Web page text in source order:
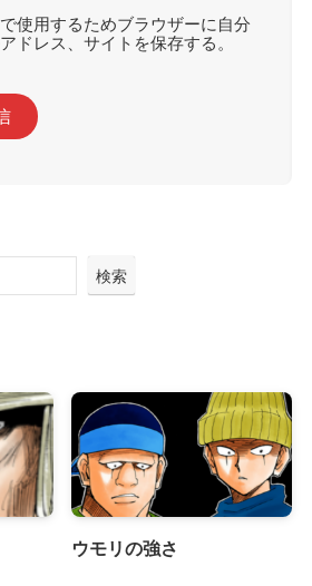
使用するためブラウザーに自分
ドレス、サイトを保存する。
検索
ウモリの強さ